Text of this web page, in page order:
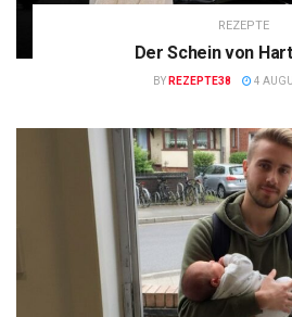
REZEPTE
Der Schein von
BY REZEPTE38 4